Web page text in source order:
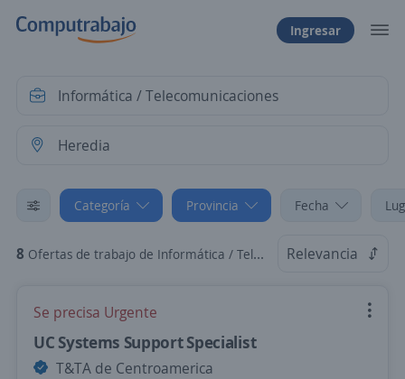
Ingresar
Categoría Provincia Fecha
8 Ofertas de trabajo de Informática / Telecomunicaciones en Heredia Relevancia
Se precisa Urgente
UC Systems Support Specialist
T&TA de Centroamerica